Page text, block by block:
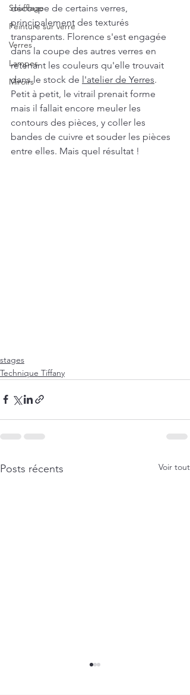
Soufflage
Peinture sur verre
Verres
Lampes
Miroirs
découpe de certains verres,
principalement des texturés
transparents. Florence s'est engagée
dans la coupe des autres verres en
retenant les couleurs qu'elle trouvait
dans le stock de l'atelier de Yerres.
Petit à petit, le vitrail prenait forme
mais il fallait encore meuler les
contours des pièces, y coller les
bandes de cuivre et souder les pièces
entre elles. Mais quel résultat !
stages
Technique Tiffany
Posts récents Voir tout